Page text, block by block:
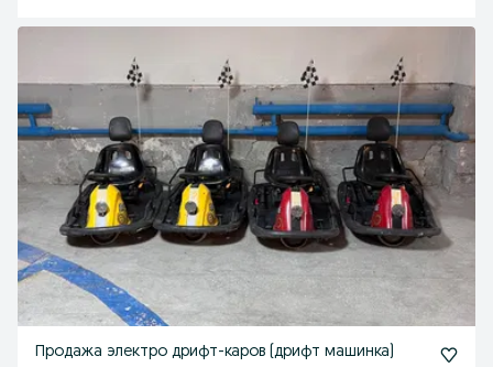
Продажа электро дрифт-каров (дрифт машинка)